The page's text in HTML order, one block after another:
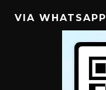
VIA WHATSAPP